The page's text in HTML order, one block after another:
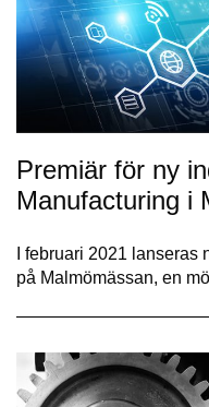
Premiär för ny
Manufacturing i
I februari 2021
på Malmömässan, en